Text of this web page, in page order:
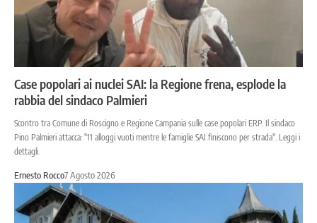
Case popolari ai nuclei SAI: la Regione frena, esplode la
rabbia del sindaco Palmieri
Scontro tra Comune di Roscigno e Regione Campania sulle case popolari ERP. Il sindaco
Pino Palmieri attacca: "11 alloggi vuoti mentre le famiglie SAI finiscono per strada". Leggi i
dettagli.
Ernesto Rocco7 Agosto 2026